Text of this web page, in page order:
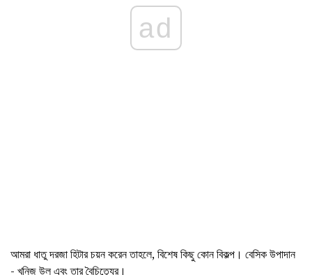
ad
আমরা ধাতু দরজা হিটার চয়ন করেন তাহলে, বিশেষ কিছু কোন বিকল্প। বেসিক উপাদান
- খনিজ উল এবং তার বৈচিত্র্যের।